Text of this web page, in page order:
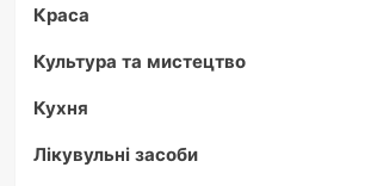
Краса
Культура та мистецтво
Кухня
Лікувульні засоби